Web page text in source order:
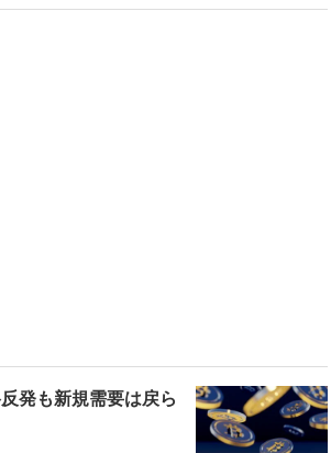
発も新規需要は戻ら